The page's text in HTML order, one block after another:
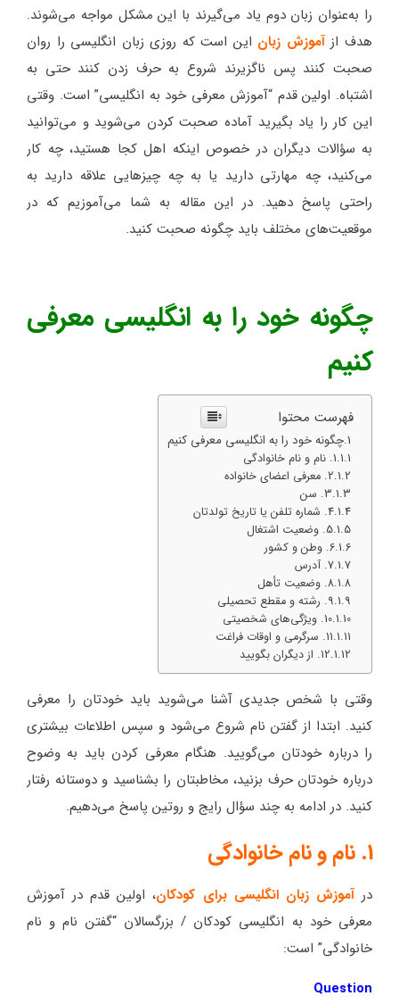
را به‌عنوان زبان دوم یاد می‌گیرند با این مشکل مواجه می‌شوند.
هدف ازآموزش زبان این است که روزی زبان انگلیسی را روان
صحبت کنند پس ناگزیرند شروع به حرف زدن کنند حتی به
اشتباه. اولین قدم “آموزش معرفی خود به انگلیسی” است. وقتی
این کار را یاد بگیرید آماده صحبت کردن می‌شوید و می‌توانید
به سؤالات دیگران در خصوص اینکه اهل کجا هستید، چه کار
می‌کنید، چه مهارتی دارید یا به چه چیزهایی علاقه دارید به
راحتی پاسخ دهید. در این مقاله به شما می‌آموزیم که در
موقعیت‌های مختلف باید چگونه صحبت کنید.
چگونه خود را به انگلیسی معرفی
کنیم
فهرست محتوا
چگونه خود را به انگلیسی معرفی کنیم
1. نام و نام خانوادگی
2. معرفی اعضای خانواده
3. سن
4. شماره تلفن یا تاریخ تولدتان
5. وضعیت اشتغال
6. وطن و کشور
7. آدرس
8. وضعیت تأهل
9. رشته و مقطع تحصیلی
10. ویژگی‌های شخصیتی
11. سرگرمی و اوقات فراغت
12. از دیگران بگویید
وقتی با شخص جدیدی آشنا می‌شوید باید خودتان را معرفی
کنید. ابتدا از گفتن نام شروع می‌شود و سپس اطلاعات بیشتری
را درباره خودتان می‌گویید. هنگام معرفی کردن باید به وضوح
درباره خودتان حرف بزنید، مخاطبتان را بشناسید و دوستانه رفتار
کنید. در ادامه به چند سؤال رایج و روتین پاسخ می‌دهیم.
1. نام و نام خانوادگی
درآموزش زبان انگلیسی برای کودکان، اولین قدم در آموزش
معرفی خود به انگلیسی کودکان / بزرگسالان “گفتن نام و نام
خانوادگی” است:
Question